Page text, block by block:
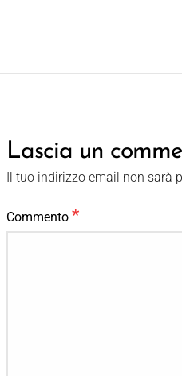
Lascia un
Il tuo indirizzo email non sarà
Commento*